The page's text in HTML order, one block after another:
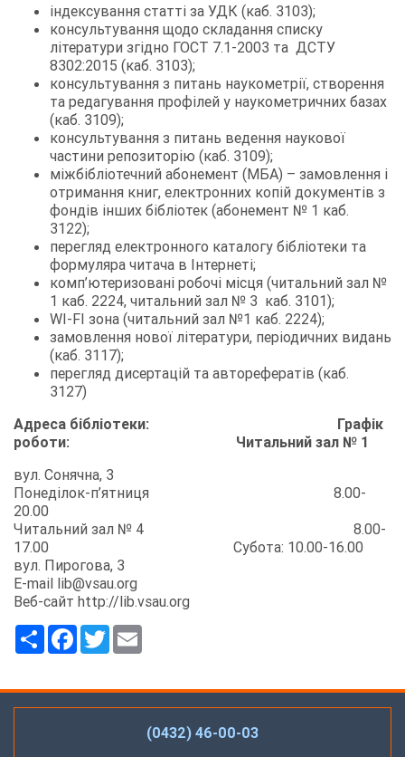
індексування статті за УДК (каб. 3103);
консультування щодо складання списку
літератури згідно ГОСТ 7.1-2003 та ДСТУ
8302:2015 (каб. 3103);
консультування з питань наукометрії, створення
та редагування профілей у наукометричних базах
(каб. 3109);
консультування з питань ведення наукової
частини репозиторію (каб. 3109);
міжбібліотечний абонемент (МБА) – замовлення і
отримання книг, електронних копій документів з
фондів інших бібліотек (абонемент № 1 каб.
3122);
перегляд електронного каталогу бібліотеки та
формуляра читача в Інтернеті;
комп’ютеризовані робочі місця (читальний зал №
1 каб. 2224, читальний зал № 3 каб. 3101);
WI-FI зона (читальний зал №1 каб. 2224);
замовлення нової літератури, періодичних видань
(каб. 3117);
перегляд дисертацій та авторефератів (каб.
3127)
Адреса бібліотеки: Графік
роботи: Читальний зал № 1
вул. Сонячна, 3
Понеділок-п’ятниця 8.00-
20.00
Читальний зал № 4 8.00-
17.00 Субота: 10.00-16.00
вул. Пирогова, 3
E-mail lib@vsau.org
Веб-сайт http://lib.vsau.org
РесурсFacebook
Twitter
(0432) 46-00-03